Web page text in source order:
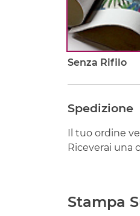
Senza Rifilo
Spedizione
Il tuo ordine
Riceverai una
Stampa